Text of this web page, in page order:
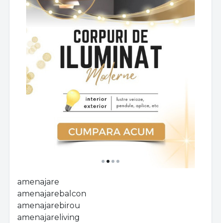
amenajare
amenajarebalcon
amenajarebirou
amenajareliving